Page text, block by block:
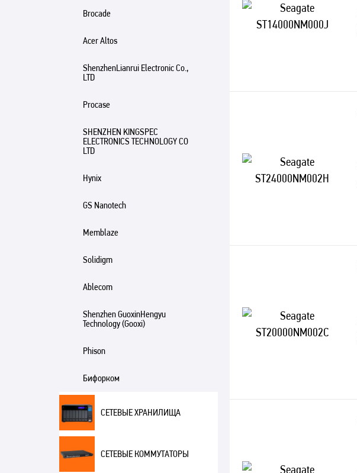
Brocade
Acer Altos
ShenzhenLianrui Electronic Co.,
LTD
Procase
SHENZHEN KINGSPEC
ELECTRONICS TECHNOLOGY CO
LTD
Hynix
GS Nanotech
Memblaze
Solidigm
Ablecom
Shenzhen GuoxinHengyu
Technology (Gooxi)
Phison
Бифорком
СЕТЕВЫЕ ХРАНИЛИЩА
СЕТЕВЫЕ КОММУТАТОРЫ